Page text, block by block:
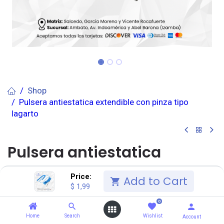
Price:
$ 1,99 Add to Cart
Home Search
0
Wishlist Account
Shop
Pulsera antiestatica extendible con pinza tipo
lagarto
Pulsera antiestatica
extendible con pinza tipo
lagarto
(0 reseña)